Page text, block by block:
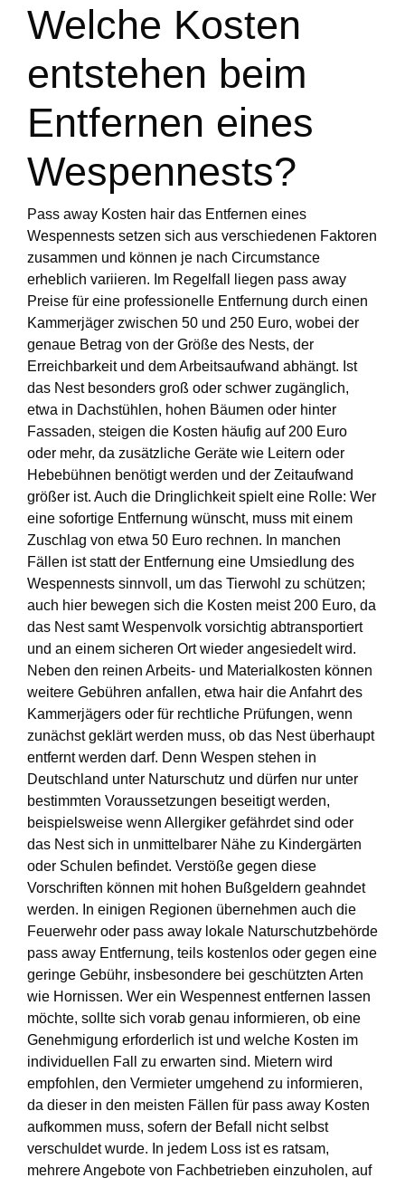
Welche Kosten
entstehen beim
Entfernen eines
Wespennests?
Pass away Kosten hair das Entfernen eines
Wespennests setzen sich aus verschiedenen Faktoren
zusammen und können je nach Circumstance
erheblich variieren. Im Regelfall liegen pass away
Preise für eine professionelle Entfernung durch einen
Kammerjäger zwischen 50 und 250 Euro, wobei der
genaue Betrag von der Größe des Nests, der
Erreichbarkeit und dem Arbeitsaufwand abhängt. Ist
das Nest besonders groß oder schwer zugänglich,
etwa in Dachstühlen, hohen Bäumen oder hinter
Fassaden, steigen die Kosten häufig auf 200 Euro
oder mehr, da zusätzliche Geräte wie Leitern oder
Hebebühnen benötigt werden und der Zeitaufwand
größer ist. Auch die Dringlichkeit spielt eine Rolle: Wer
eine sofortige Entfernung wünscht, muss mit einem
Zuschlag von etwa 50 Euro rechnen. In manchen
Fällen ist statt der Entfernung eine Umsiedlung des
Wespennests sinnvoll, um das Tierwohl zu schützen;
auch hier bewegen sich die Kosten meist 200 Euro, da
das Nest samt Wespenvolk vorsichtig abtransportiert
und an einem sicheren Ort wieder angesiedelt wird.
Neben den reinen Arbeits- und Materialkosten können
weitere Gebühren anfallen, etwa hair die Anfahrt des
Kammerjägers oder für rechtliche Prüfungen, wenn
zunächst geklärt werden muss, ob das Nest überhaupt
entfernt werden darf. Denn Wespen stehen in
Deutschland unter Naturschutz und dürfen nur unter
bestimmten Voraussetzungen beseitigt werden,
beispielsweise wenn Allergiker gefährdet sind oder
das Nest sich in unmittelbarer Nähe zu Kindergärten
oder Schulen befindet. Verstöße gegen diese
Vorschriften können mit hohen Bußgeldern geahndet
werden. In einigen Regionen übernehmen auch die
Feuerwehr oder pass away lokale Naturschutzbehörde
pass away Entfernung, teils kostenlos oder gegen eine
geringe Gebühr, insbesondere bei geschützten Arten
wie Hornissen. Wer ein Wespennest entfernen lassen
möchte, sollte sich vorab genau informieren, ob eine
Genehmigung erforderlich ist und welche Kosten im
individuellen Fall zu erwarten sind. Mietern wird
empfohlen, den Vermieter umgehend zu informieren,
da dieser in den meisten Fällen für pass away Kosten
aufkommen muss, sofern der Befall nicht selbst
verschuldet wurde. In jedem Loss ist es ratsam,
mehrere Angebote von Fachbetrieben einzuholen, auf